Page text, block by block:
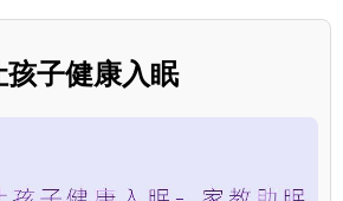
子健康入眠